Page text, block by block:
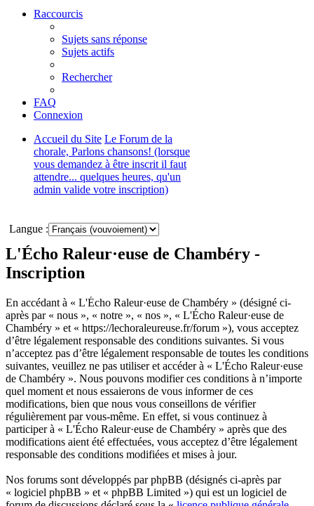
Raccourcis
Sujets sans réponse
Sujets actifs
Rechercher
FAQ
Connexion
Accueil du Site Le Forum de la
chorale, Parlons chansons! (lorsque
vous demandez à être inscrit il faut
attendre... quelques heures, qu'un
admin valide votre inscription)
Langue :
L'Écho Raleur·euse de Chambéry -
Inscription
En accédant à « L'Écho Raleur·euse de Chambéry » (désigné ci-
après par « nous », « notre », « nos », « L'Écho Raleur·euse de
Chambéry » et « https://lechoraleureuse.fr/forum »), vous acceptez
d’être légalement responsable des conditions suivantes. Si vous
n’acceptez pas d’être légalement responsable de toutes les conditions
suivantes, veuillez ne pas utiliser et accéder à « L'Écho Raleur·euse
de Chambéry ». Nous pouvons modifier ces conditions à n’importe
quel moment et nous essaierons de vous informer de ces
modifications, bien que nous vous conseillons de vérifier
régulièrement par vous-même. En effet, si vous continuez à
participer à « L'Écho Raleur·euse de Chambéry » après que des
modifications aient été effectuées, vous acceptez d’être légalement
responsable des conditions modifiées et mises à jour.
Nos forums sont développés par phpBB (désignés ci-après par
« logiciel phpBB » et « phpBB Limited ») qui est un logiciel de